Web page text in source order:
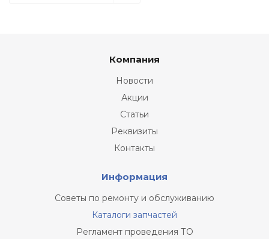
Компания
Новости
Акции
Статьи
Реквизиты
Контакты
Информация
Советы по ремонту и обслуживанию
Каталоги запчастей
Регламент проведения ТО